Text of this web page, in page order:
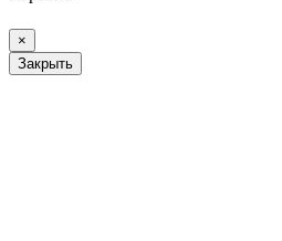
×
Закрыть